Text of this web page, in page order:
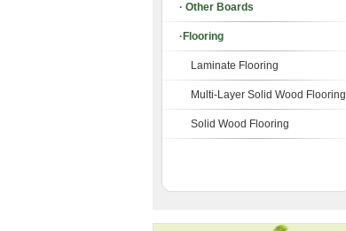
· Other Boards
·Flooring
Laminate Flooring
Multi-Layer Solid Wood Flooring
Solid Wood Flooring